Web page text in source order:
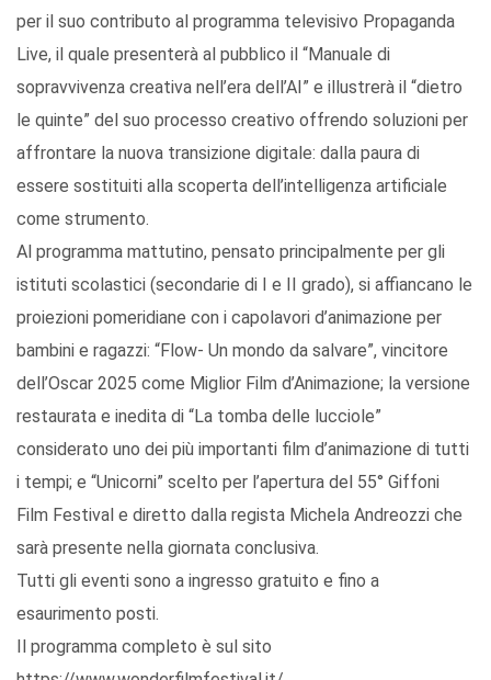
per il suo contributo al programma televisivo Propaganda
Live, il quale presenterà al pubblico il “Manuale di
sopravvivenza creativa nell’era dell’AI” e illustrerà il “dietro
le quinte” del suo processo creativo offrendo soluzioni per
affrontare la nuova transizione digitale: dalla paura di
essere sostituiti alla scoperta dell’intelligenza artificiale
come strumento.
Al programma mattutino, pensato principalmente per gli
istituti scolastici (secondarie di I e II grado), si affiancano le
proiezioni pomeridiane con i capolavori d’animazione per
bambini e ragazzi: “Flow- Un mondo da salvare”, vincitore
dell’Oscar 2025 come Miglior Film d’Animazione; la versione
restaurata e inedita di “La tomba delle lucciole”
considerato uno dei più importanti film d’animazione di tutti
i tempi; e “Unicorni” scelto per l’apertura del 55° Giffoni
Film Festival e diretto dalla regista Michela Andreozzi che
sarà presente nella giornata conclusiva.
Tutti gli eventi sono a ingresso gratuito e fino a
esaurimento posti.
Il programma completo è sul sito